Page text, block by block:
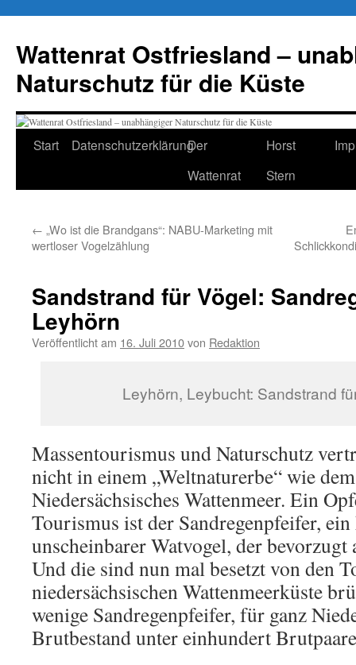
springen
Wattenrat Ostfriesland –
Naturschutz für die Küste
Start DatenschutzerklärungDer
Wattenrat
Horst
Stern
← „Wo ist die Brandgans“: NABU-Marketing mit
wertloser Vogelzählung
Sandstrand für Vögel:
Leyhörn
Veröffentlicht am 16. Juli 2010von Redaktion
Leyhörn, Leybucht: Sandstrand
Massentourismus und Naturschutz
nicht in einem „Weltnaturerbe“ wie
Niedersächsisches Wattenmeer. Ein
Tourismus ist der Sandregenpfeifer,
unscheinbarer Watvogel, der bevorzugt
Und die sind nun mal besetzt von den
niedersächsischen Wattenmeerküste
wenige Sandregenpfeifer, für ganz
Brutbestand unter einhundert